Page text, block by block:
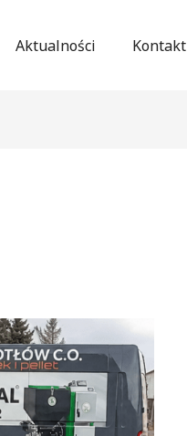
Aktualności Kontakt